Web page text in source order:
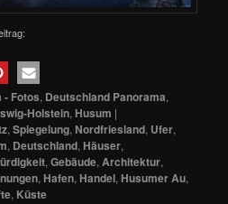
- Fotos, Deutschland Panorama,
Holstein, Husum |
,Spiegelung, Nordfriesland, Ufer,
, Deutschland, Häuser,
,Gebäude, Architektur,
, Hafen, Handel, Husumer Au,
, Küste